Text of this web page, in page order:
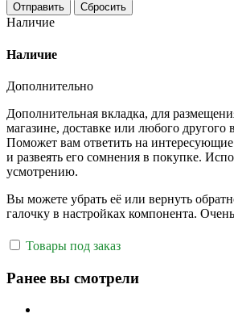
Отправить Сбросить
Наличие
Наличие
Дополнительно
Дополнительная вкладка, для
магазине, доставке или любого другого
Поможет вам ответить на
и развеять его сомнения в покупке.
усмотрению.
Вы можете убрать её или вернуть
галочку в настройках компонента.
Товары под заказ
Ранее вы смотрели